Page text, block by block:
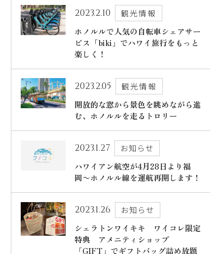
2023.2.10
観光情報
ホノルルで人気の自転車シェアサー
ビス「biki」でハワイ旅行をもっと
楽しく！
2023.2.05
観光情報
開放的な窓から景色を眺めながら進
む、ホノルルを走るトロリー
2023.1.27
お知らせ
ハワイアン航空が4月28日より福
岡〜ホノルル線を運航再開します！
2023.1.26
お知らせ
シェラトンワイキキ ワイコレ限定
特典 アメニティショップ
「GIFT」でギフトバッグ詰め放題
お客様の声
ご予約の流れ
ハワイ旅行～ご出発からご帰国までの流れ～
CLOSE
人数
大人2名/子供 名/添い寝0 名/幼児0名
宿泊予約のみのお客様
シェラトン・ワイキキ・ビーチリゾート
ロイヤルハワイアン ラグジュアリーコレクションリゾート
モアナサーフライダー ウェスティンリゾート&スパ
シェラトン・マウイ・リゾート&スパ
ご予約内容の確認・キャンセル